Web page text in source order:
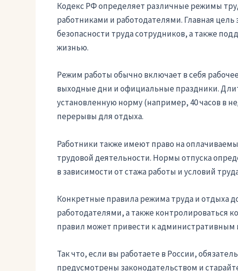
Кодекс РФ определяет различные режимы
работниками и работодателями. Главная
безопасности труда сотрудников, а также
жизнью.
Режим работы обычно включает в себя
выходные дни и официальные праздники.
установленную норму (например, 40 часов в
перерывы для отдыха.
Работники также имеют право на
трудовой деятельности. Нормы отпуска
в зависимости от стажа работы и условий
Конкретные правила режима труда и отдыха
работодателями, а также контролироваться
правил может привести к административным
Так что, если вы работаете в России,
предусмотрены законодательством и